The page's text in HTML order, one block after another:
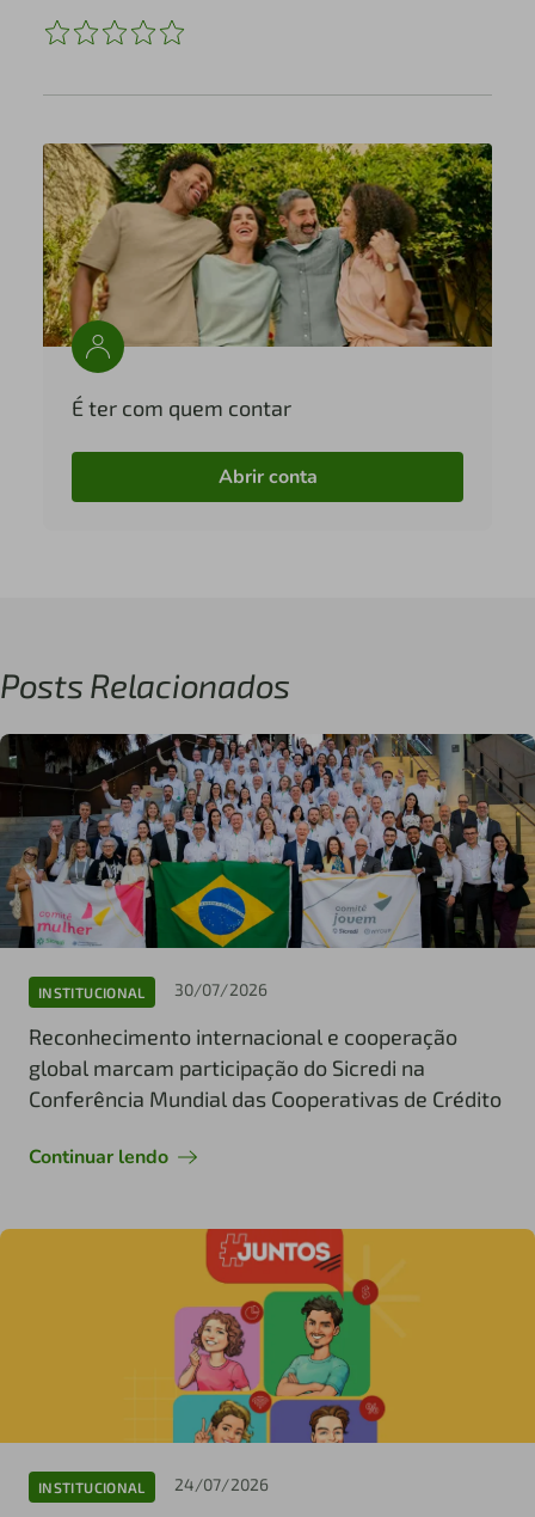
É ter com quem contar
Abrir conta
Posts Relacionados
INSTITUCIONAL 30/07/2026
Reconhecimento internacional e cooperação
global marcam participação do Sicredi na
Conferência Mundial das Cooperativas de Crédito
Continuar lendo
INSTITUCIONAL 24/07/2026